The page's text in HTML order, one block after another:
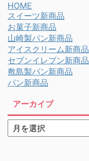
HOME
スイーツ新商品
お菓子新商品
山崎製パン新商品
アイスクリーム新商品
セブンイレブン新商品
敷島製パン新商品
パン新商品
アーカイブ